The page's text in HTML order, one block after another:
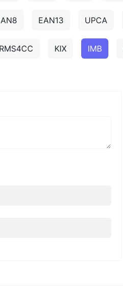
EAN13 UPCA
RMS4CC KIX IMB